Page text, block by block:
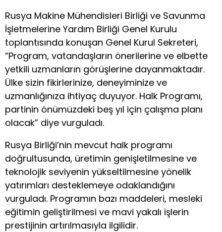
Rusya Makine Mühendisleri Birliği ve Savunma
İşletmelerine Yardım Birliği Genel Kurulu
toplantısında konuşan Genel Kurul Sekreteri,
“Program, vatandaşların önerilerine ve elbette
yetkili uzmanların görüşlerine dayanmaktadır.
Ülke sizin fikirlerinize, deneyiminize ve
uzmanlığınıza ihtiyaç duyuyor. Halk Programı,
partinin önümüzdeki beş yıl için çalışma planı
olacak” diye vurguladı.
Rusya Birliği’nin mevcut halk programı
doğrultusunda, üretimin genişletilmesine ve
teknolojik seviyenin yükseltilmesine yönelik
yatırımları desteklemeye odaklandığını
vurguladı. Programın bazı maddeleri, mesleki
eğitimin geliştirilmesi ve mavi yakalı işlerin
prestijinin artırılmasıyla ilgilidir.